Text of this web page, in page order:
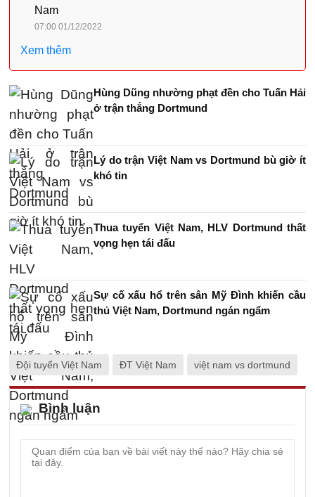
Nam
07:00 01/12/2022
Xem thêm
Hùng Dũng nhường phạt đền cho Tuấn Hải
ở trận thắng Dortmund
Lý do trận Việt Nam vs Dortmund bù giờ ít
khó tin
Thua tuyển Việt Nam, HLV Dortmund thất
vọng hẹn tái đấu
Sự cố xấu hổ trên sân Mỹ Đình khiến cầu
thủ Việt Nam, Dortmund ngán ngẩm
Đội tuyển Việt Nam ĐT Việt Nam việt nam vs dortmund
Bình luận